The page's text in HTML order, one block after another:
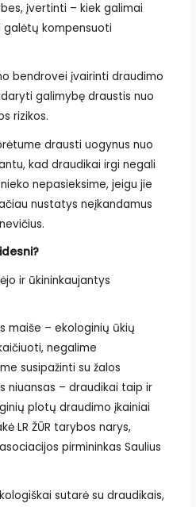
įvertinti – kiek galimai
galėtų kompensuoti
bendrovei įvairinti draudimo
galimybę draustis nuo
rizikos.
drausti uogynus nuo
kad draudikai irgi negali
nepasieksime, jeigu jie
nustatys neįkandamus
ir ūkininkaujantys
maiše – ekologinių ūkių
negalime
susipažinti su žalos
niuansas – draudikai taip ir
plotų draudimo įkainiai
LR ŽŪR tarybos narys,
pirmininkas Saulius
sutarė su draudikais,